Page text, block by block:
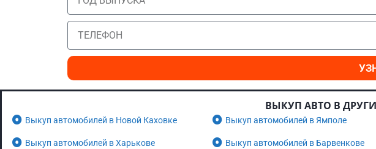
ВЫКУП АВТО В
Выкуп автомобилей в Новой Каховке Выкуп автомобилей в Ямполе
Выкуп автомобилей в Харькове Выкуп автомобилей в Барвенкове